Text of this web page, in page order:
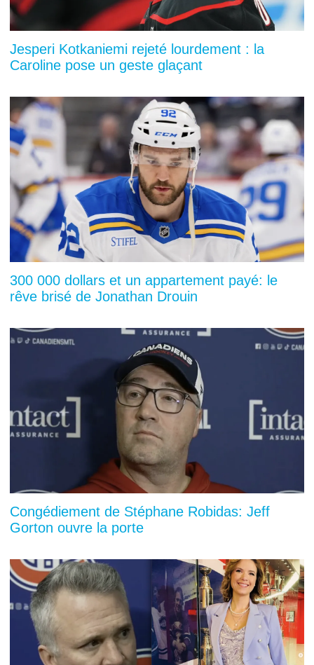
Jesperi Kotkaniemi rejeté lourdement : la
Caroline pose un geste glaçant
300 000 dollars et un appartement payé: le
rêve brisé de Jonathan Drouin
Congédiement de Stéphane Robidas: Jeff
Gorton ouvre la porte